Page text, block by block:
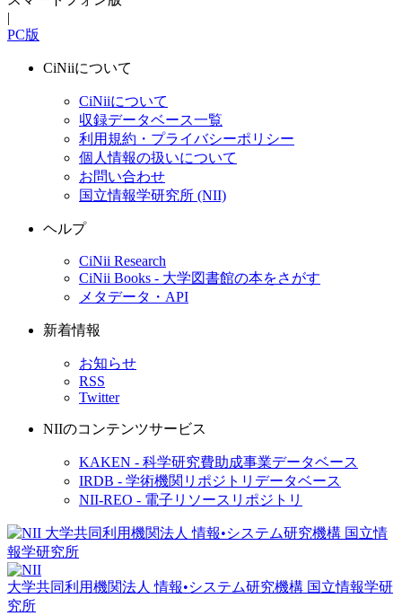
|
PC版
CiNiiについて
CiNiiについて
収録データベース一覧
利用規約・プライバシーポリシー
個人情報の扱いについて
お問い合わせ
国立情報学研究所 (NII)
ヘルプ
CiNii Research
CiNii Books - 大学図書館の本をさがす
メタデータ・API
新着情報
お知らせ
RSS
Twitter
NIIのコンテンツサービス
KAKEN - 科学研究費助成事業データベース
IRDB - 学術機関リポジトリデータベース
NII-REO - 電子リソースリポジトリ
大学共同利用機関法人 情報•システム研究機構 国立情報学研
究所